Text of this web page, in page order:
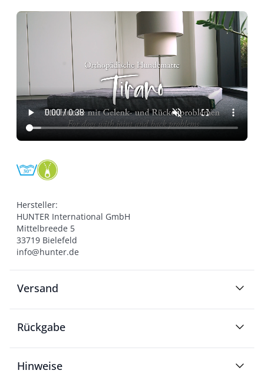
Hersteller:
HUNTER International GmbH
Mittelbreede 5
33719 Bielefeld
info@hunter.de
Versand
Rückgabe
Hinweise